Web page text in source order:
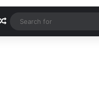
Random Article